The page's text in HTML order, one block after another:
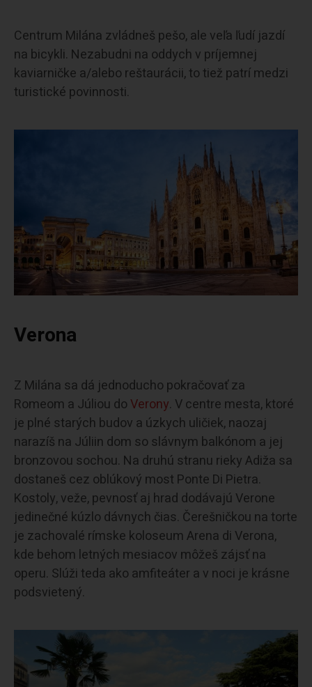
Centrum Milána zvládneš pešo, ale veľa ľudí jazdí
na bicykli. Nezabudni na oddych v príjemnej
kaviarničke a/alebo reštaurácii, to tiež patrí medzi
turistické povinnosti.
Verona
Z Milána sa dá jednoducho pokračovať za
Romeom a Júliou doVerony. V centre mesta, ktoré
je plné starých budov a úzkych uličiek, naozaj
narazíš na Júliin dom so slávnym balkónom a jej
bronzovou sochou. Na druhú stranu rieky Adiža sa
dostaneš cez oblúkový most Ponte Di Pietra.
Kostoly, veže, pevnosť aj hrad dodávajú Verone
jedinečné kúzlo dávnych čias. Čerešničkou na torte
je zachovalé rímske koloseum Arena di Verona,
kde behom letných mesiacov môžeš zájsť na
operu. Slúži teda ako amfiteáter a v noci je krásne
podsvietený.